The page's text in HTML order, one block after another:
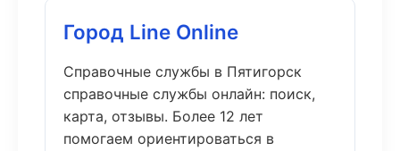
Город Line Online
Справочные службы в Пятигорск
справочные службы онлайн: поиск,
карта, отзывы. Более 12 лет
помогаем ориентироваться в